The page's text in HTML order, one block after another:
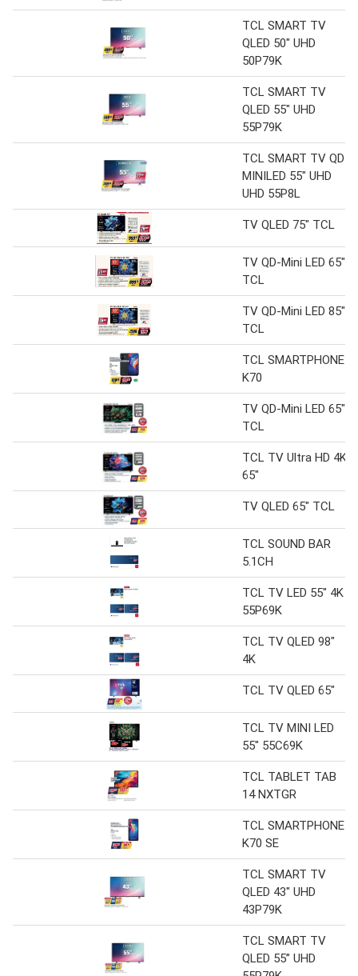
TCL SMART TV
QLED 50" UHD
50P79K
TCL SMART TV
QLED 55" UHD
55P79K
TCL SMART TV QD-
MINILED 55" UHD
UHD 55P8L
TV QLED 75" TCL
TV QD-Mini LED 65"
TCL
TV QD-Mini LED 85"
TCL
TCL SMARTPHONE
K70
TV QD-Mini LED 65"
TCL
TCL TV Ultra HD 4K
65"
TV QLED 65" TCL
TCL SOUND BAR
5.1CH
TCL TV LED 55" 4K
55P69K
TCL TV QLED 98"
4K
TCL TV QLED 65"
TCL TV MINI LED
55" 55C69K
TCL TABLET TAB
14 NXTGR
TCL SMARTPHONE
K70 SE
TCL SMART TV
QLED 43" UHD
43P79K
TCL SMART TV
QLED 55” UHD